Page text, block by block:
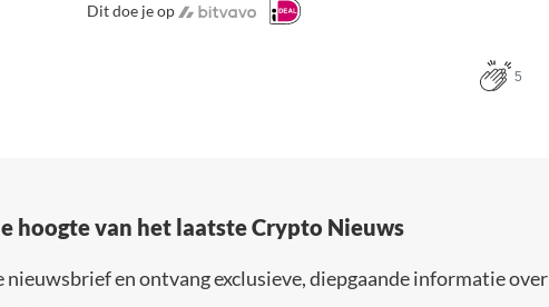
Dit doe je op
5
hoogte van het laatste Crypto Nieuws
nieuwsbrief en ontvang exclusieve, diepgaande informatie over